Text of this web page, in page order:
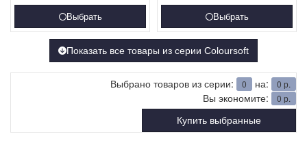
Выбрать Выбрать
Показать все товары из серии Coloursoft
Выбрано товаров из серии: 0 на: 0 р.
Вы экономите: 0 р.
Купить выбранные